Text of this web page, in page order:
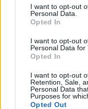
I want to opt-out
Personal Data.
Opted In
I want to opt-out
Personal Data for
Opted In
I want to opt-out
Retention, Sale,
Personal Data
Purposes for
Opted Out
país, ya que a parte
al mes,ofrece el